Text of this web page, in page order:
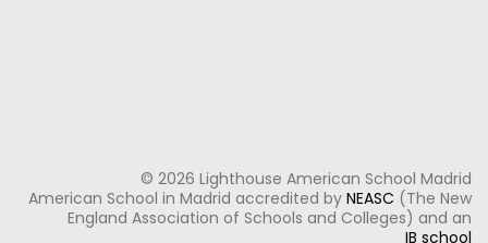
© 2026 Lighthouse American School Madrid
American School in Madrid accredited by NEASC (The New
England Association of Schools and Colleges) and an
IB school